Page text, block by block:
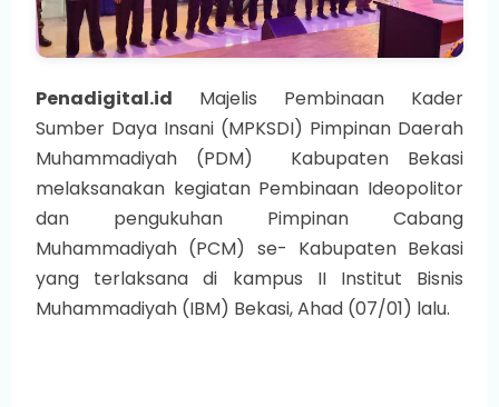
Penadigital.id Majelis Pembinaan Kader
Sumber Daya Insani (MPKSDI) Pimpinan Daerah
Muhammadiyah (PDM) Kabupaten Bekasi
melaksanakan kegiatan Pembinaan Ideopolitor
dan pengukuhan Pimpinan Cabang
Muhammadiyah (PCM) se- Kabupaten Bekasi
yang terlaksana di kampus II Institut Bisnis
Muhammadiyah (IBM) Bekasi, Ahad (07/01) lalu.